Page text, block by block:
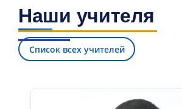
Наши учителя
Список всех учителей